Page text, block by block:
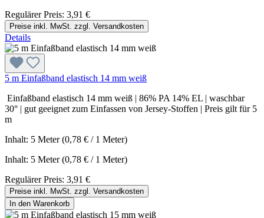
Regulärer Preis: 3,91 €
Preise inkl. MwSt. zzgl. Versandkosten
Details
5 m Einfaßband elastisch 14 mm weiß
Einfaßband elastisch 14 mm weiß | 86% PA 14% EL | waschbar
30° | gut geeignet zum Einfassen von Jersey-Stoffen | Preis gilt für 5
m
Inhalt: 5 Meter (0,78 € / 1 Meter)
Inhalt: 5 Meter(0,78 € / 1 Meter)
Regulärer Preis: 3,91 €
Preise inkl. MwSt. zzgl. Versandkosten
In den Warenkorb